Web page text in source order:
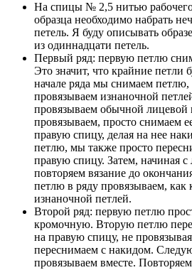
На спицы № 2,5 нитью рабочего
образца необходимо набрать
петель. Я буду описывать
из одиннадцати петель.
Первый ряд: первую петлю
Это значит, что крайние петли
начале ряда мы снимаем петлю,
провязываем изнаночной
провязываем обычной лицевой
провязываем, просто снимаем
правую спицу, делая на нее
петлю, мы также просто
правую спицу. Затем, начиная с
повторяем вязание до
петлю в ряду провязываем,
изнаночной петлей.
Второй ряд: первую петлю
кромочную. Вторую петлю
на правую спицу, не
переснимаем с накидом.
провязываем вместе.